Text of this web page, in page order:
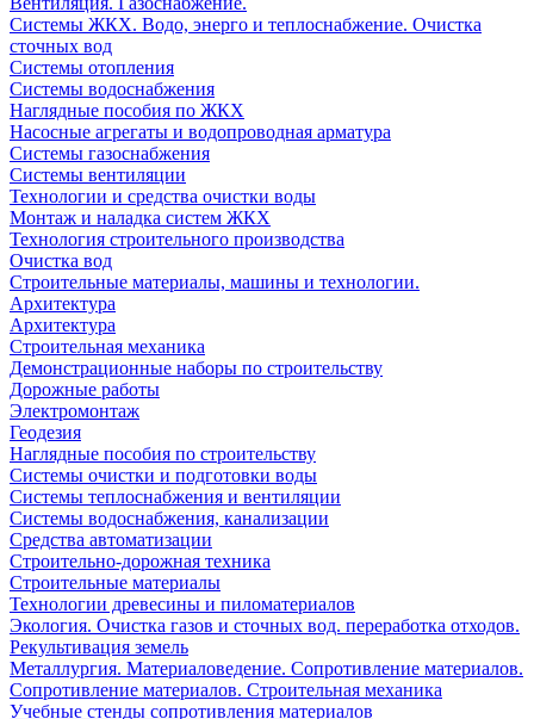
Системы ЖКХ. Водо, энерго и теплоснабжение. Очистка
сточных вод
Системы отопления
Системы водоснабжения
Наглядные пособия по ЖКХ
Насосные агрегаты и водопроводная арматура
Системы газоснабжения
Системы вентиляции
Технологии и средства очистки воды
Монтаж и наладка систем ЖКХ
Технология строительного производства
Очистка вод
Строительные материалы, машины и технологии.
Архитектура
Архитектура
Cтроительная механика
Демонстрационные наборы по строительству
Дорожные работы
Электромонтаж
Геодезия
Наглядные пособия по строительству
Системы очистки и подготовки воды
Системы теплоснабжения и вентиляции
Системы водоснабжения, канализации
Средства автоматизации
Строительно-дорожная техника
Строительные материалы
Технологии древесины и пиломатериалов
Экология. Очистка газов и сточных вод. переработка отходов.
Рекультивация земель
Металлургия. Материаловедение. Сопротивление материалов.
Сопротивление материалов. Строительная механика
Учебные стенды сопротивления материалов